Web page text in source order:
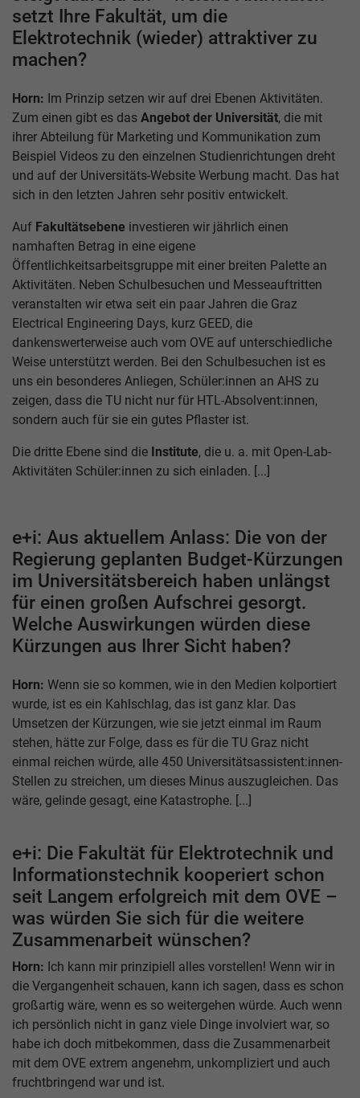
setzt Ihre Fakultät, um die
Elektrotechnik (wieder) attraktiver zu
machen?
Horn: Im Prinzip setzen wir auf drei Ebenen Aktivitäten.
Zum einen gibt es das Angebot der Universität, die mit
ihrer Abteilung für Marketing und Kommunikation zum
Beispiel Videos zu den einzelnen Studienrichtungen dreht
und auf der Universitäts-Website Werbung macht. Das hat
sich in den letzten Jahren sehr positiv entwickelt.
Auf Fakultätsebene investieren wir jährlich einen
namhaften Betrag in eine eigene
Öffentlichkeitsarbeitsgruppe mit einer breiten Palette an
Aktivitäten. Neben Schulbesuchen und Messeauftritten
veranstalten wir etwa seit ein paar Jahren die Graz
Electrical Engineering Days, kurz GEED, die
dankenswerterweise auch vom OVE auf unterschiedliche
Weise unterstützt werden. Bei den Schulbesuchen ist es
uns ein besonderes Anliegen, Schüler:innen an AHS zu
zeigen, dass die TU nicht nur für HTL-Absolvent:innen,
sondern auch für sie ein gutes Pflaster ist.
Die dritte Ebene sind die Institute, die u. a. mit Open-Lab-
Aktivitäten Schüler:innen zu sich einladen. [...]
e+i: Aus aktuellem Anlass: Die von der
Regierung geplanten Budget-Kürzungen
im Universitätsbereich haben unlängst
für einen großen Aufschrei gesorgt.
Welche Auswirkungen würden diese
Kürzungen aus Ihrer Sicht haben?
Horn: Wenn sie so kommen, wie in den Medien kolportiert
wurde, ist es ein Kahlschlag, das ist ganz klar. Das
Umsetzen der Kürzungen, wie sie jetzt einmal im Raum
stehen, hätte zur Folge, dass es für die TU Graz nicht
einmal reichen würde, alle 450 Universitätsassistent:innen-
Stellen zu streichen, um dieses Minus auszugleichen. Das
wäre, gelinde gesagt, eine Katastrophe. [...]
e+i: Die Fakultät für Elektrotechnik und
Informationstechnik kooperiert schon
seit Langem erfolgreich mit dem OVE –
was würden Sie sich für die weitere
Zusammenarbeit wünschen?
Horn: Ich kann mir prinzipiell alles vorstellen! Wenn wir in
die Vergangenheit schauen, kann ich sagen, dass es schon
großartig wäre, wenn es so weitergehen würde. Auch wenn
ich persönlich nicht in ganz viele Dinge involviert war, so
habe ich doch mitbekommen, dass die Zusammenarbeit
mit dem OVE extrem angenehm, unkompliziert und auch
fruchtbringend war und ist.